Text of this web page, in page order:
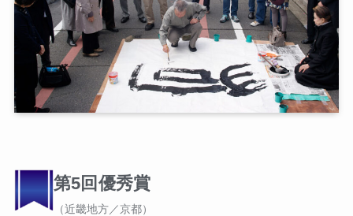
第5回優秀賞
（近畿地方／京都）